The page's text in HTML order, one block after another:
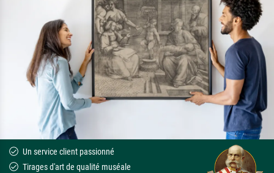
Recherchez par artiste, titre ou style –
ex. Monet, Nuit étoilée,
impressionnisme, vague de Hokusai,
nu.
Décrivez la scène – ex. prairie verte,
abstrait avec beaucoup de rouge,
tableau sombre, nu debout près d'un
arbre.
Un service client passionné
Tirages d'art de qualité muséale